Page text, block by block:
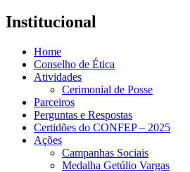
Institucional
Home
Conselho de Ética
Atividades
Cerimonial de Posse
Parceiros
Perguntas e Respostas
Certidões do CONFEP – 2025
Ações
Campanhas Sociais
Medalha Getúlio Vargas